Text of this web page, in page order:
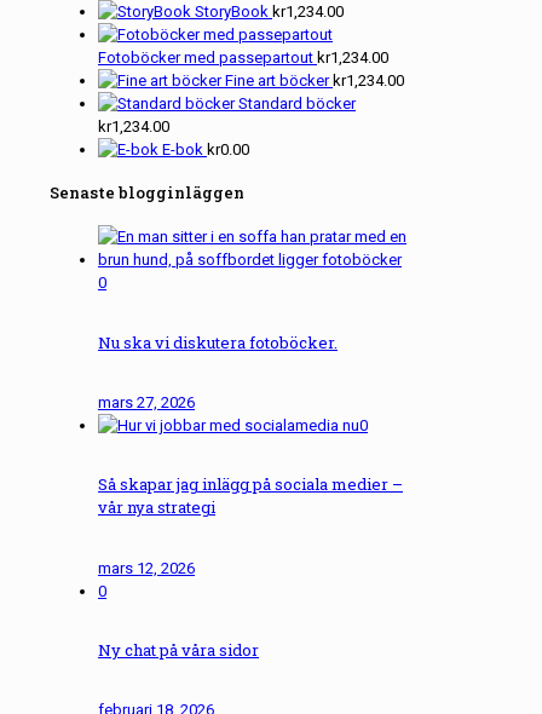
StoryBook kr1,234.00
Fotoböcker med passepartout kr1,234.00
Fine art böcker kr1,234.00
Standard böcker
kr1,234.00
E-bok kr0.00
Senaste blogginläggen
0
Nu ska vi diskutera fotoböcker.
mars 27, 2026
0
Så skapar jag inlägg på sociala medier –
vår nya strategi
mars 12, 2026
0
Ny chat på våra sidor
februari 18, 2026